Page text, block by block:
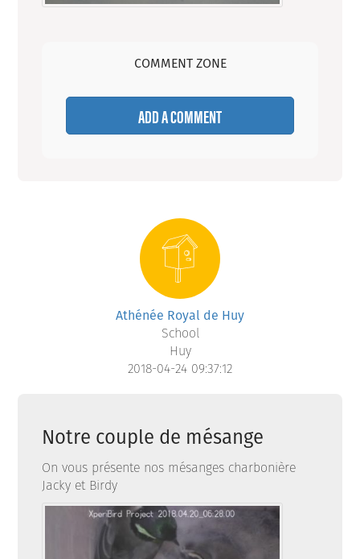
COMMENT ZONE
ADD A COMMENT
Athénée Royal de Huy
School
Huy
2018-04-24 09:37:12
Notre couple de mésange
On vous présente nos mésanges charbonière
Jacky et Birdy